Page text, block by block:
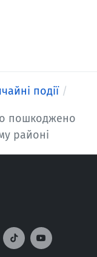
події
пошкоджено
районі